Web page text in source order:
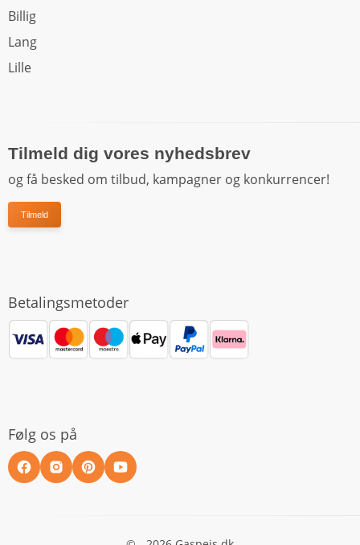
Billig
Lang
Lille
Tilmeld dig vores nyhedsbrev
og få besked om tilbud, kampagner og konkurrencer!
Tilmeld
Betalingsmetoder
Følg os på